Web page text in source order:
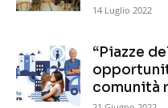
14 Luglio 2022
“Piazze
comunità